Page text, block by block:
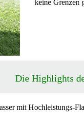
keine Grenzen
Die Highlights
mit Hochleistungs-